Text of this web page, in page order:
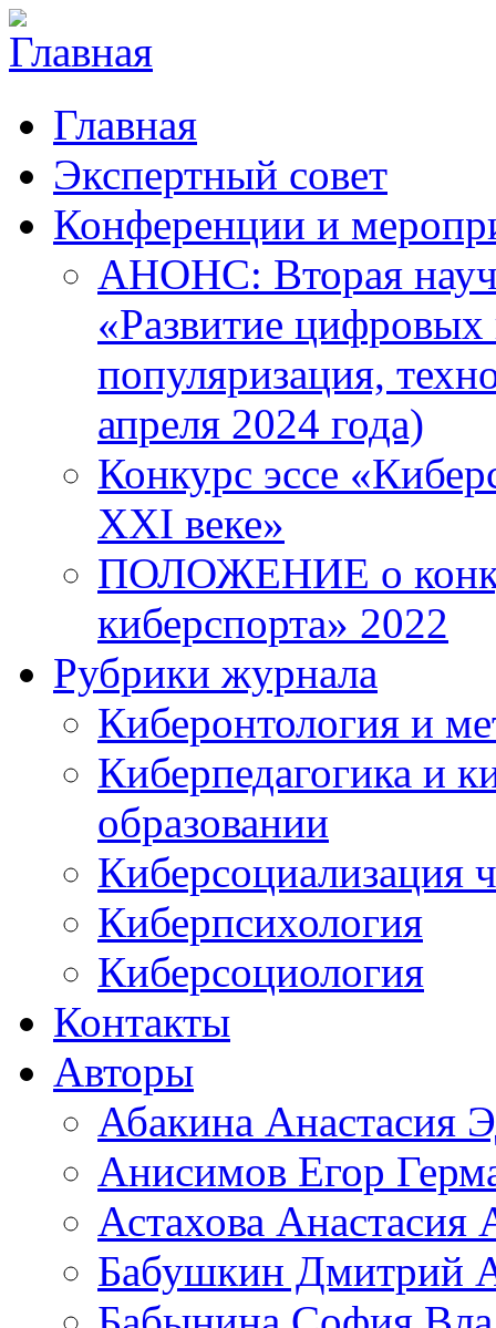
Главная
Экспертный совет
Конференции и
АНОНС: Вторая
«Развитие цифровых
популяризация,
апреля 2024 года)
Конкурс эссе
XXI веке»
ПОЛОЖЕНИЕ о
киберспорта» 2022
Рубрики журнала
Киберонтология и
Киберпедагогика и
образовании
Киберсоциализация
Киберпсихология
Киберсоциология
Контакты
Авторы
Абакина Анастасия
Анисимов Егор
Астахова Анастасия
Бабушкин Дмитрий